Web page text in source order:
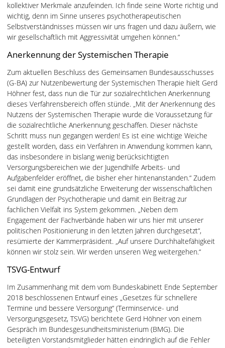
kollektiver Merkmale anzufeinden. Ich finde seine Worte richtig und
wichtig, denn im Sinne unseres psychotherapeutischen
Selbstverständnisses müssen wir uns fragen und dazu äußern, wie
wir gesellschaftlich mit Aggressivität umgehen können.“
Anerkennung der Systemischen Therapie
Zum aktuellen Beschluss des Gemeinsamen Bundesausschusses
(G-BA) zur Nutzenbewertung der Systemischen Therapie hielt Gerd
Höhner fest, dass nun die Tür zur sozialrechtlichen Anerkennung
dieses Verfahrensbereich offen stünde. „Mit der Anerkennung des
Nutzens der Systemischen Therapie wurde die Voraussetzung für
die sozialrechtliche Anerkennung geschaffen. Dieser nächste
Schritt muss nun gegangen werden! Es ist eine wichtige Weiche
gestellt worden, dass ein Verfahren in Anwendung kommen kann,
das insbesondere in bislang wenig berücksichtigten
Versorgungsbereichen wie der Jugendhilfe Arbeits- und
Aufgabenfelder eröffnet, die bisher eher hintenanstanden.“ Zudem
sei damit eine grundsätzliche Erweiterung der wissenschaftlichen
Grundlagen der Psychotherapie und damit ein Beitrag zur
fachlichen Vielfalt ins System gekommen. „Neben dem
Engagement der Fachverbände haben wir uns hier mit unserer
politischen Positionierung in den letzten Jahren durchgesetzt“,
resümierte der Kammerpräsident. „Auf unsere Durchhaltefähigkeit
können wir stolz sein. Wir werden unseren Weg weitergehen.“
TSVG-Entwurf
Im Zusammenhang mit dem vom Bundeskabinett Ende September
2018 beschlossenen Entwurf eines „Gesetzes für schnellere
Termine und bessere Versorgung“ (Terminservice- und
Versorgungsgesetz, TSVG) berichtete Gerd Höhner von einem
Gespräch im Bundesgesundheitsministerium (BMG). Die
beteiligten Vorstandsmitglieder hätten eindringlich auf die Fehler